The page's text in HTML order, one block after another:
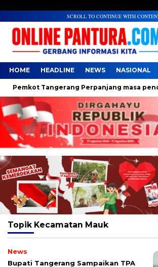
SCROLL TO CONTINUE WITH
HOME HEADLINE NEWS NASIONAL
Tangerang Perpanjang masa
Topik Kecamatan Mauk
News
Bupati Tangerang Sampaikan TPA